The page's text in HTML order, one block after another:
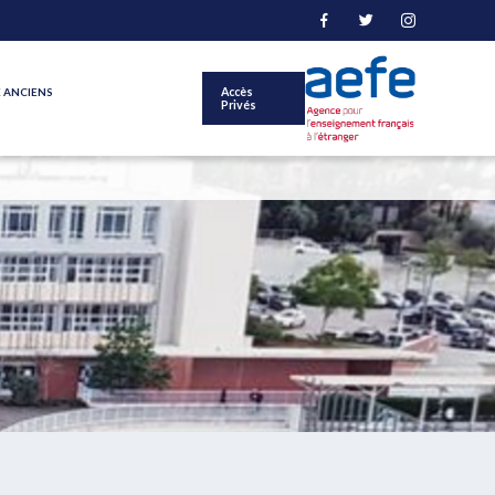
ANCIENS
Accès
Privés